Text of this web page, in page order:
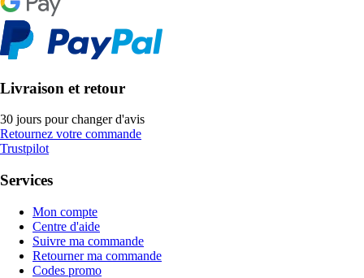
Livraison et retour
30 jours pour changer d'avis
Retournez votre commande
Trustpilot
Services
Mon compte
Centre d'aide
Suivre ma commande
Retourner ma commande
Codes promo